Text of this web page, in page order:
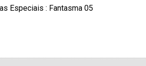
Especiais : Fantasma 05